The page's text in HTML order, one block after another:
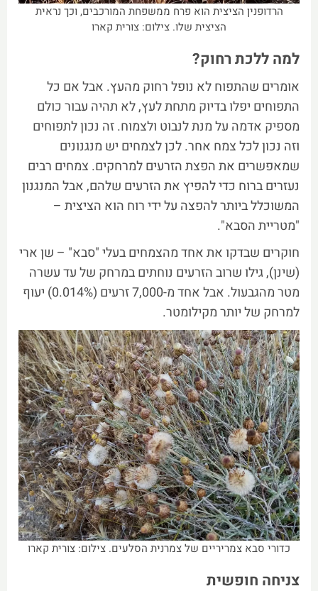
הרדופנין הציצית הוא פרח ממשפחת המורכבים, וכך נראית
הציצית שלו. צילום: צורית קארו
למה ללכת רחוק?
אומרים שהתפוח לא נופל רחוק מהעץ. אבל אם כל
התפוחים יפלו בדיוק מתחת לעץ, לא תהיה עבור כולם
מספיק אדמה על מנת לנבוט ולצמוח. זה נכון לתפוחים
וזה נכון לכל צמח אחר. לכן לצמחים יש מנגנונים
שמאפשרים את הפצת הזרעים למרחקים. צמחים רבים
נעזרים ברוח כדי להפיץ את הזרעים שלהם, אבל המנגנון
המשוכלל ביותר להפצה על ידי רוח הוא הציצית –
"מטריית הסבא".
חוקרים שבדקו את אחד מהצמחים בעלי "סבא" – שן ארי
(שינן), גילו שרוב הזרעים נוחתים במרחק של עד עשרה
מטר מהגבעול. אבל אחד מ-7,000 זרעים (0.014%) יעוף
למרחק של יותר מקילומטר.
כדורי סבא צמריריים של צמרנית הסלעים. צילום: צורית קארו
צניחה חופשית